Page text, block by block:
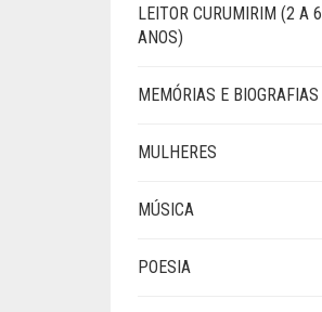
LEITOR CURUMIRIM (2 A 6
ANOS)
MEMÓRIAS E BIOGRAFIAS
MULHERES
MÚSICA
POESIA